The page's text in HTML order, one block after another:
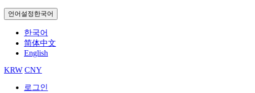
언어설정 한국어
한국어
简体中文
English
KRW CNY
로그인